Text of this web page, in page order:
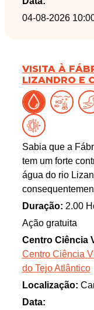
04-08-2026
VISITA À
LIZANDRO E
Sabia que a
tem um forte
água do rio
Bandeira Azul à
estação de
serve parte do
exemplo de
tratada é
antes de ser
tratamento, são
agrícola.
Duração: 2.00
Ação gratuita
Centro Ciência
Centro Ciência
do Tejo Atlântico
Localização:
Data: